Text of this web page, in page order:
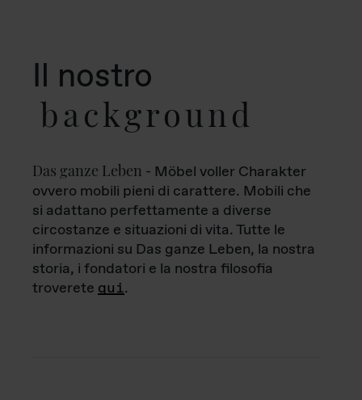
Il nostro
background
Das ganze Leben - Möbel voller Charakter
ovvero mobili pieni di carattere. Mobili che
si adattano perfettamente a diverse
circostanze e situazioni di vita. Tutte le
informazioni su Das ganze Leben, la nostra
storia, i fondatori e la nostra filosofia
troverete qui.